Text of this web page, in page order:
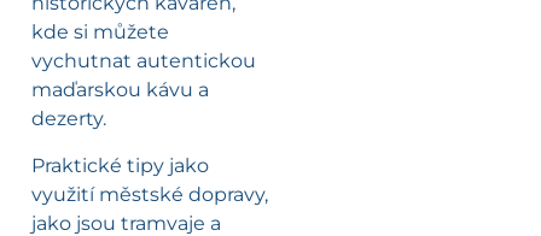
kde si můžete
vychutnat autentickou
maďarskou kávu a
dezerty.
Praktické tipy jako
využití městské dopravy,
jako jsou tramvaje a